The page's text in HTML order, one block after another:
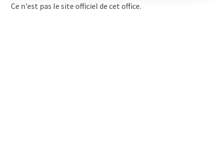
Ce n'est pas le site officiel de cet office.